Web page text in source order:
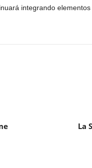
integrando
La